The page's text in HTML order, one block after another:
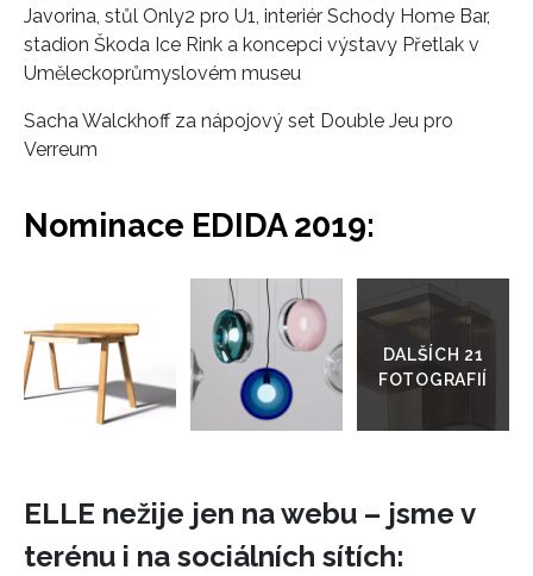
Javorina, stůl Only2 pro U1, interiér Schody Home Bar,
stadion Škoda Ice Rink a koncepci výstavy Přetlak v
Uměleckoprůmyslovém museu
Sacha Walckhoff za nápojový set Double Jeu pro
Verreum
Nominace EDIDA 2019:
Přejít
galerie
ELLE nežije jen na webu – jsme v
terénu i na sociálních sítích: